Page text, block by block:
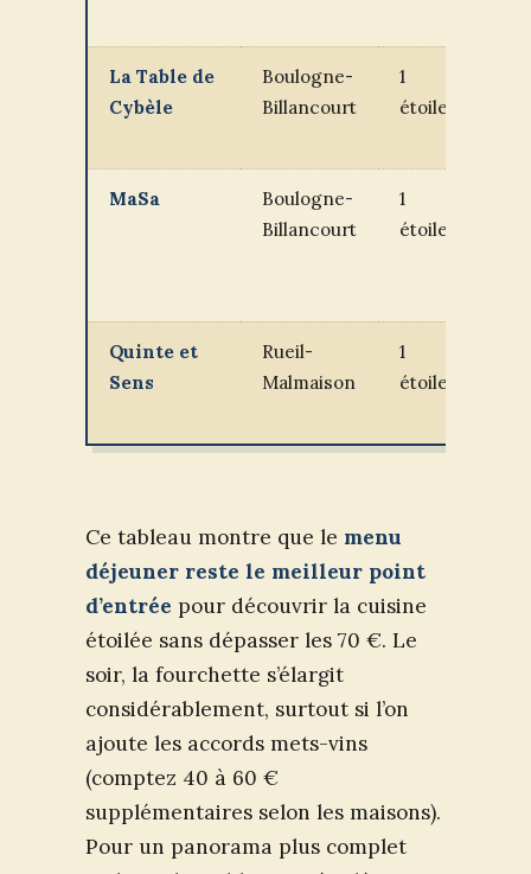
La Table de
Cybèle
Boulogne-
Billancourt
1
étoile
MaSa
Boulogne-
Billancourt
1
étoile
Quinte et
Sens
Rueil-
Malmaison
1
étoile
Ce tableau montre que le menu
déjeuner reste le meilleur point
d’entrée pour découvrir la cuisine
étoilée sans dépasser les 70 €. Le
soir, la fourchette s’élargit
considérablement, surtout si l’on
ajoute les accords mets-vins
(comptez 40 à 60 €
supplémentaires selon les maisons).
Pour un panorama plus complet